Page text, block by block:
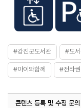
가능
부
규
주요시설
[본
(열
[본
시행
[별
#강진군도서관 #도
#아이와함께 #전라권
콘텐츠 등록 및 수정 문의